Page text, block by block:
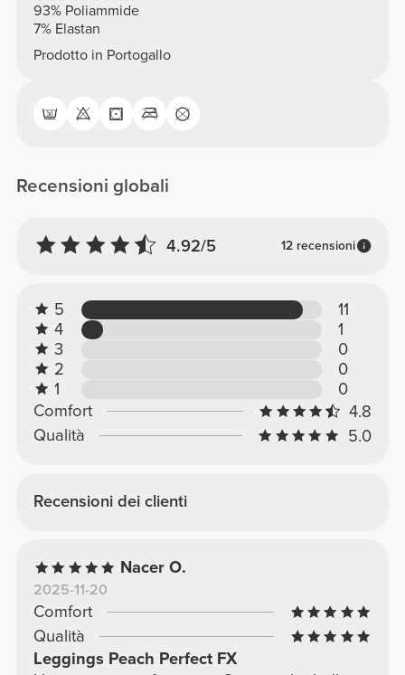
93% Poliammide
7% Elastan
Prodotto in Portogallo
Recensioni globali
4.92/5 12 recensioni
5
11
4
1
3
0
2
0
1
0
Comfort
4.8
Qualità
5.0
Recensioni dei clienti
Nacer O.
2025-11-20
Comfort
Qualità
Leggings Peach Perfect FX